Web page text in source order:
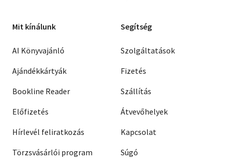
Mit kínálunk
AI Könyvajánló
Ajándékkártyák
Bookline Reader
Előfizetés
Hírlevél feliratkozás
Törzsvásárlói program
Segítség
Szolgáltatások
Fizetés
Szállítás
Átvevőhelyek
Kapcsolat
Súgó